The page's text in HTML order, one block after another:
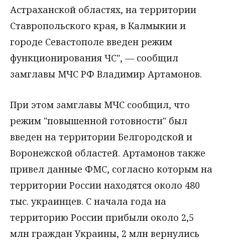
Астраханской областях, на территории
Ставропольского края, в Калмыкии и
городе Севастополе введен режим
функционирования ЧС", — сообщил
замглавы МЧС РФ Владимир Артамонов.
При этом замглавы МЧС сообщил, что
режим "повышенной готовности" был
введен на территории Белгородской и
Воронежской областей. Артамонов также
привел данные ФМС, согласно которым на
территории России находятся около 480
тыс. украинцев. С начала года на
территорию России прибыли около 2,5
млн граждан Украины, 2 млн вернулись